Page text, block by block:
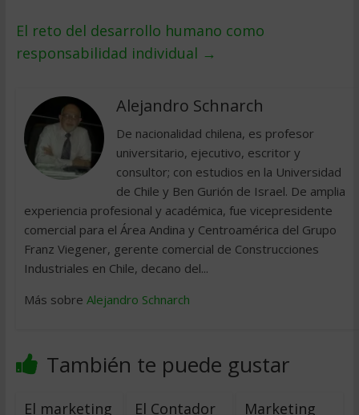
El reto del desarrollo humano como
responsabilidad individual →
Alejandro Schnarch
De nacionalidad chilena, es profesor
universitario, ejecutivo, escritor y
consultor; con estudios en la Universidad
de Chile y Ben Gurión de Israel. De amplia
experiencia profesional y académica, fue vicepresidente
comercial para el Área Andina y Centroamérica del Grupo
Franz Viegener, gerente comercial de Construcciones
Industriales en Chile, decano del...
Más sobre Alejandro Schnarch
También te puede gustar
El marketing
El Contador
Marketing